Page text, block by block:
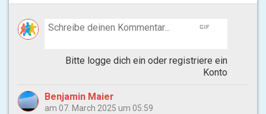
gif
Bitte logge dich ein oder registriere ein
Konto
Benjamin Maier
am 07. March 2025 um 05:59